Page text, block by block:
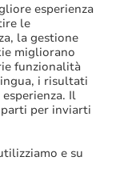
PA”: molte
enti locali
di
fondo per il
esperienza
le
la gestione
migliorano
funzionalità
i risultati
Il
per inviarti
e su